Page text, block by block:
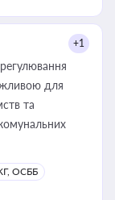
+1
для
та
ОСББ